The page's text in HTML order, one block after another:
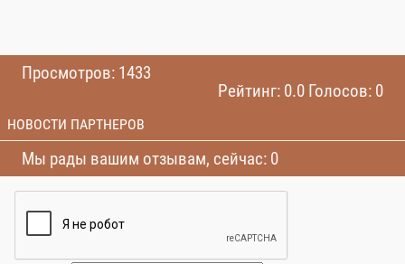
Просмотров: 1433
Рейтинг: 0.0 Голосов: 0
НОВОСТИ ПАРТНЕРОВ
Мы рады вашим отзывам, сейчас: 0